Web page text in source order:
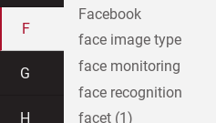
F
G
H
Facebook
face image type
face monitoring
face recognition
facet (1)